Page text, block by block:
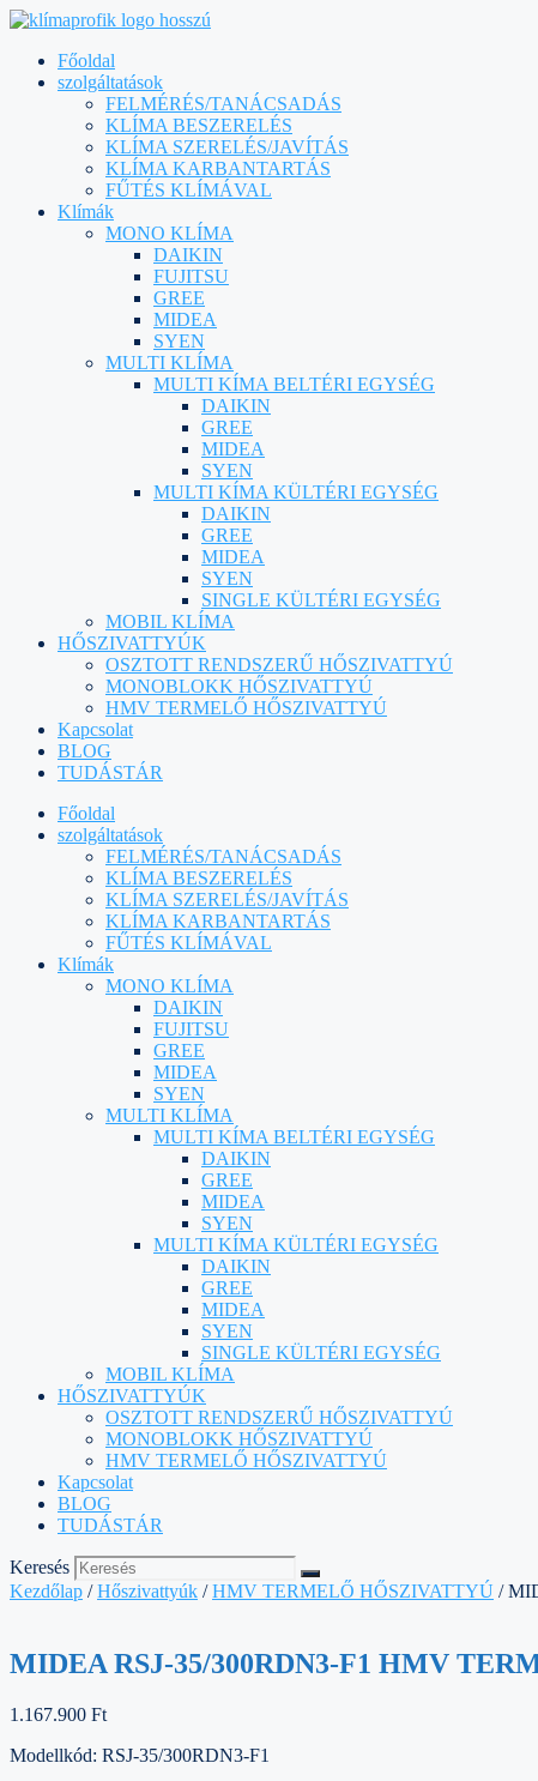
Főoldal
szolgáltatások
FELMÉRÉS/TANÁCSADÁS
KLÍMA BESZERELÉS
KLÍMA SZERELÉS/JAVÍTÁS
KLÍMA KARBANTARTÁS
FŰTÉS KLÍMÁVAL
Klímák
MONO KLÍMA
DAIKIN
FUJITSU
GREE
MIDEA
SYEN
MULTI KLÍMA
MULTI KÍMA BELTÉRI EGYSÉG
DAIKIN
GREE
MIDEA
SYEN
MULTI KÍMA KÜLTÉRI EGYSÉG
DAIKIN
GREE
MIDEA
SYEN
SINGLE KÜLTÉRI EGYSÉG
MOBIL KLÍMA
HŐSZIVATTYÚK
OSZTOTT RENDSZERŰ HŐSZIVATTYÚ
MONOBLOKK HŐSZIVATTYÚ
HMV TERMELŐ HŐSZIVATTYÚ
Kapcsolat
BLOG
TUDÁSTÁR
Főoldal
szolgáltatások
FELMÉRÉS/TANÁCSADÁS
KLÍMA BESZERELÉS
KLÍMA SZERELÉS/JAVÍTÁS
KLÍMA KARBANTARTÁS
FŰTÉS KLÍMÁVAL
Klímák
MONO KLÍMA
DAIKIN
FUJITSU
GREE
MIDEA
SYEN
MULTI KLÍMA
MULTI KÍMA BELTÉRI EGYSÉG
DAIKIN
GREE
MIDEA
SYEN
MULTI KÍMA KÜLTÉRI EGYSÉG
DAIKIN
GREE
MIDEA
SYEN
SINGLE KÜLTÉRI EGYSÉG
MOBIL KLÍMA
HŐSZIVATTYÚK
OSZTOTT RENDSZERŰ HŐSZIVATTYÚ
MONOBLOKK HŐSZIVATTYÚ
HMV TERMELŐ HŐSZIVATTYÚ
Kapcsolat
BLOG
TUDÁSTÁR
Keresés
Kezdőlap /Hőszivattyúk /HMV TERMELŐ HŐSZIVATTYÚ /
MIDEA RSJ-35/300RDN3-F1 HMV
1.167.900 Ft
Modellkód: RSJ-35/300RDN3-F1